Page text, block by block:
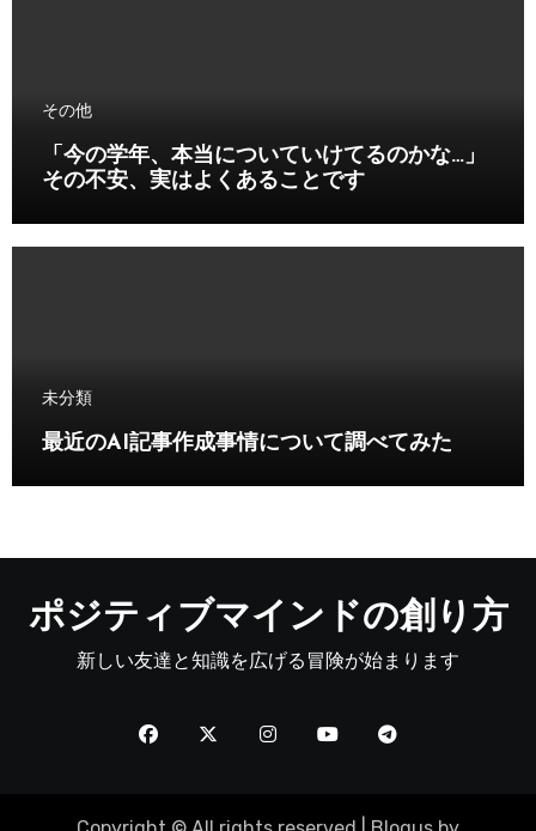
その他
「今の学年、本当についていけてるのかな…」
その不安、実はよくあることです
未分類
最近のAI記事作成事情について調べてみた
ポジティブマインドの創り方
新しい友達と知識を広げる冒険が始まります